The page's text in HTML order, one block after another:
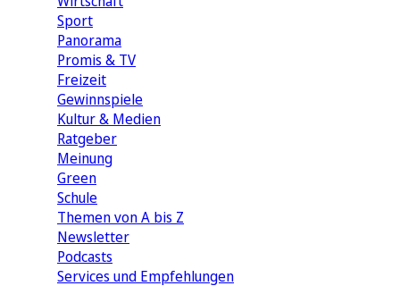
Sport
Panorama
Promis & TV
Freizeit
Gewinnspiele
Kultur & Medien
Ratgeber
Meinung
Green
Schule
Themen von A bis Z
Newsletter
Podcasts
Services und Empfehlungen